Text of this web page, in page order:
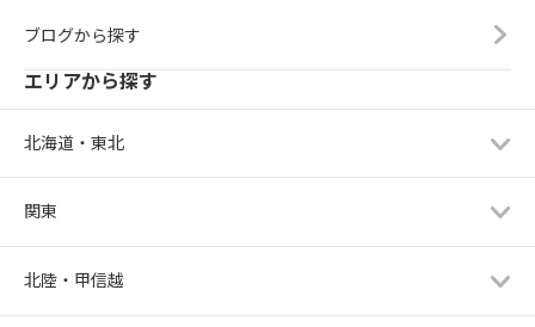
ブログから探す
エリアから探す
北海道・東北
関東
北陸・甲信越